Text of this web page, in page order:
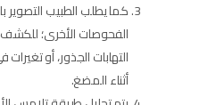
الفحوصات الأخرى؛
التهابات الجذور، أو
أثناء المضغ.